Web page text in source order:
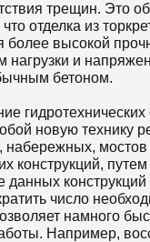
трещин. Это
отделка из
более высокой
нагрузки и
бетоном.
новую технику
набережных, мостов
конструкций,
данных
число
намного
Например,